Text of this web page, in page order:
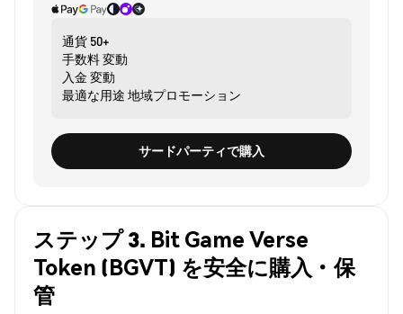
通貨 50+
手数料変動
入金 変動
最適な用途 地域プロモーション
サードパーティで購入
ステップ 3. Bit Game Verse
Token (BGVT) を安全に購入・保
管